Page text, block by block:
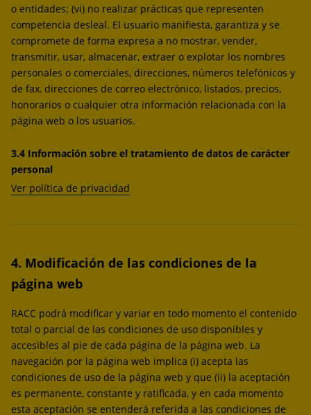
o entidades; (vi) no realizar prácticas que representen
competencia desleal. El usuario manifiesta, garantiza y se
compromete de forma expresa a no mostrar, vender,
transmitir, usar, almacenar, extraer o explotar los nombres
personales o comerciales, direcciones, números telefónicos y
de fax, direcciones de correo electrónico, listados, precios,
honorarios o cualquier otra información relacionada con la
página web o los usuarios.
3.4 Información sobre el tratamiento de datos de carácter
personal
Ver política de privacidad
4. Modificación de las condiciones de la
página web
RACC podrá modificar y variar en todo momento el contenido
total o parcial de las condiciones de uso disponibles y
accesibles al pie de cada página de la página web. La
navegación por la página web implica (i) acepta las
condiciones de uso de la página web y que (ii) la aceptación
es permanente, constante y ratificada, y en cada momento
esta aceptación se entenderá referida a las condiciones de